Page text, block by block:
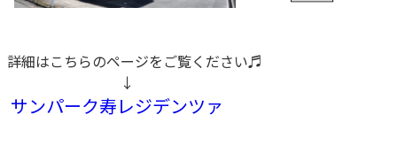
詳細はこちらのページをご覧ください♬
↓
サンパーク寿レジデンツァ